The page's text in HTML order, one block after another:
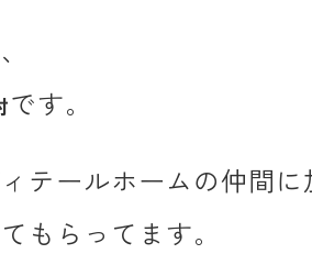
です。
テールホームの仲間
もらってます。